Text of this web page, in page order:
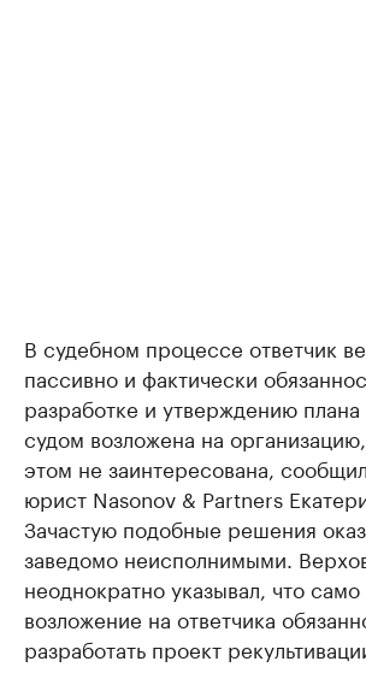
В судебном процессе ответчик
пассивно и фактически
разработке и утверждению плана
судом возложена на
этом не заинтересована,
юрист Nasonov & Partners
Зачастую подобные решения
заведомо неисполнимыми.
неоднократно указывал, что
возложение на ответчика
разработать проект